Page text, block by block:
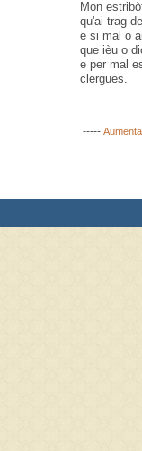
Mon
qu'ai trag
e si mal o
que ièu o
e per mal
clergues.
-----